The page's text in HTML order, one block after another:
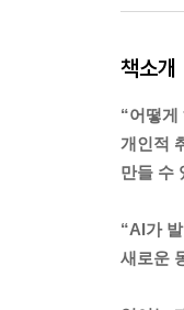
책소개
“어떻게
개인적
만들 수
“AI가
새로운